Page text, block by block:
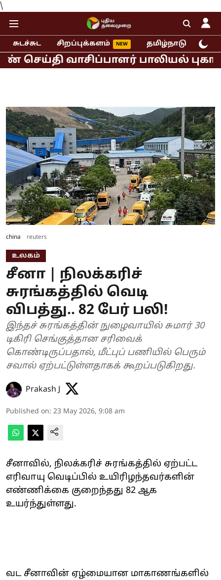
\
சுடச்சுட சிறப்புக்களம் தமிழ்நாடு
வாசிப்பாளர் பாலியல் புகார்!
china reuters
உலகம்
சீனா | நிலக்கரிச்
சுரங்கத்தில் வெடி
விபத்து.. 82 பேர் பலி!
இந்தச் சுரங்கத்தின் நுழைவாயில் சுமார் 30
டிகிரி செங்குத்தான சரிவைக்
கொண்டிருப்பதால், மீட்புப் பணியில் பெரும்
சவால் ஏற்பட்டுள்ளதாகக் கூறப்படுகிறது.
Prakash J
Published on: 23 May 2026, 9:08 am
சீனாவில், நிலக்கரிச் சுரங்கத்தில் ஏற்பட்ட
எரிவாயு வெடிப்பில் உயிரிழந்தவர்களின்
எண்ணிக்கை குறைந்தது 82 ஆக
உயர்ந்துள்ளது.
வட சீனாவின் ஏழ்மையான மாகாணங்களில்